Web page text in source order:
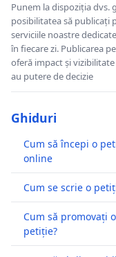
Punem la dispoziția dvs.
posibilitatea să publicați
serviciile noastre
în fiecare zi. Publicarea
oferă impact și
au putere de decizie
Ghiduri
Cum să începi o
online
Cum se scrie o
Cum să promovați o
petiție?